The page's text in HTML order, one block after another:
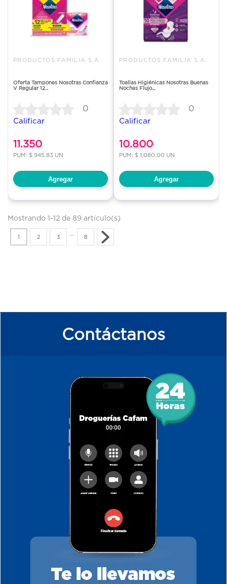
PRODUCTOS FAMILIA S.A.
Oferta Tampones Nosotras Confianza
V Regular 12...
0
Calificar
11.350
PUM: $ 945.83 UN
Agregar
PRODUCTOS FAMILIA S.A.
Toallas Higiénicas Nosotras Buenas
Noches Flujo...
0
Calificar
10.800
PUM: $ 1,080.00 UN
Agregar
Mostrando 1-12 de 89 artículo(s)
1 2 3 … 8
Contáctanos